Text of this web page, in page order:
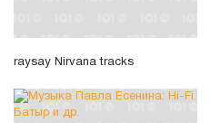
raysay Nirvana tracks